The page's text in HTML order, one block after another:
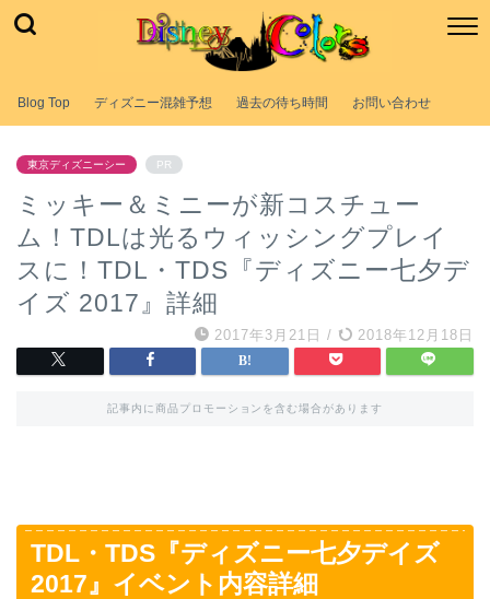
Blog Top ディズニー混雑予想 過去の待ち時間 お問い合わせ
東京ディズニーシー PR
ミッキー＆ミニーが新コスチュー
ム！TDLは光るウィッシングプレイ
スに！TDL・TDS『ディズニー七夕デ
イズ 2017』詳細
2017年3月21日 / 2018年12月18日
記事内に商品プロモーションを含む場合があります
TDL・TDS『ディズニー七夕デイズ
2017』イベント内容詳細